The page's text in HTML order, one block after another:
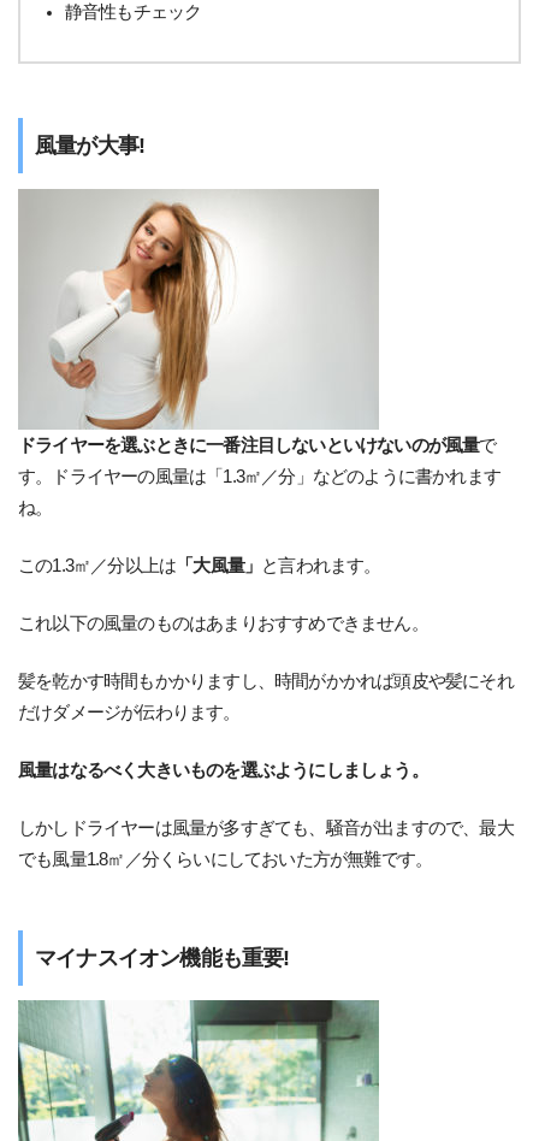
静音性もチェック
風量が大事!
ドライヤーを選ぶときに一番注目しないといけないのが風量で
す。ドライヤーの風量は「1.3㎡／分」などのように書かれます
ね。
この1.3㎡／分以上は 「大風量」 と言われます。
これ以下の風量のものはあまりおすすめできません。
髪を乾かす時間もかかりますし、時間がかかれば頭皮や髪にそれ
だけダメージが伝わります。
風量はなるべく大きいものを選ぶようにしましょう。
しかしドライヤーは風量が多すぎても、騒音が出ますので、最大
でも風量1.8㎡／分くらいにしておいた方が無難です。
マイナスイオン機能も重要!